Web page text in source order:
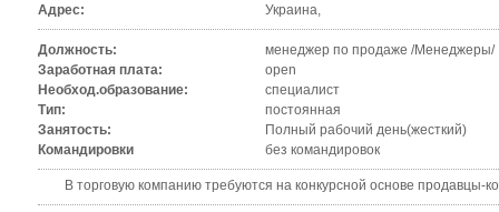
Адрес:
Украина,
Должность:
менеджер по продаже /Менеджеры/
Заработная плата:
open
Необход.образование:
специалист
Тип:
постоянная
Занятость:
Полный рабочий день(жесткий)
Командировки
без командировок
В торговую компанию требуются на конкурсной основе продавцы-